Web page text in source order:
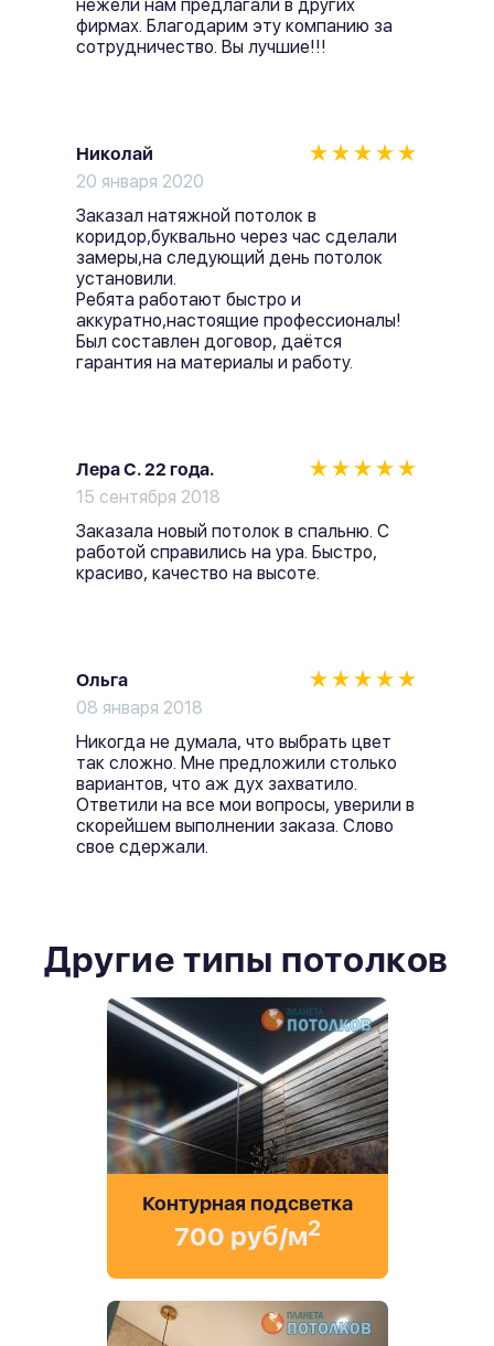
нежели нам предлагали в других
фирмах. Благодарим эту компанию за
сотрудничество. Вы лучшие!!!
Николай
20 января 2020
Заказал натяжной потолок в
коридор,буквально через час сделали
замеры,на следующий день потолок
установили.
Ребята работают быстро и
аккуратно,настоящие профессионалы!
Был составлен договор, даётся
гарантия на материалы и работу.
Лера С. 22 года.
15 сентября 2018
Заказала новый потолок в спальню. С
работой справились на ура. Быстро,
красиво, качество на высоте.
Ольга
08 января 2018
Никогда не думала, что выбрать цвет
так сложно. Мне предложили столько
вариантов, что аж дух захватило.
Ответили на все мои вопросы, уверили в
скорейшем выполнении заказа. Слово
свое сдержали.
Другие типы потолков
Контурная подсветка
700 руб/м2